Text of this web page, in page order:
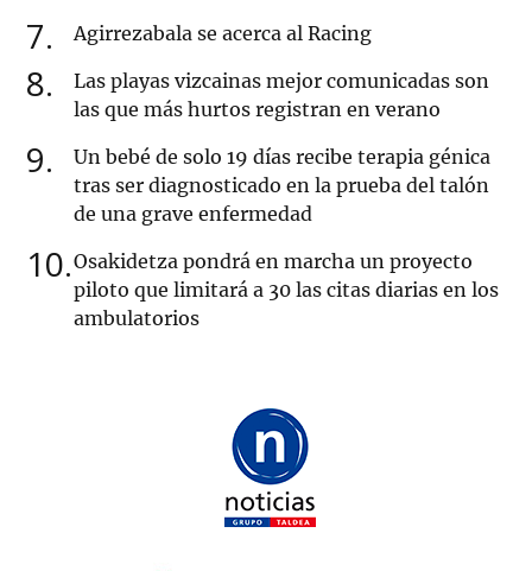
7 Agirrezabala se acerca al Racing
8
Las playas vizcainas mejor comunicadas son
las que más hurtos registran en verano
9
Un bebé de solo 19 días recibe terapia génica
tras ser diagnosticado en la prueba del talón
de una grave enfermedad
10 Osakidetza pondrá en marcha un proyecto
piloto que limitará a 30 las citas diarias en los
ambulatorios